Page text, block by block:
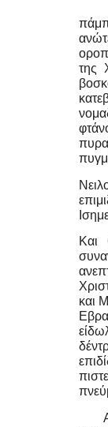
της
Και
και